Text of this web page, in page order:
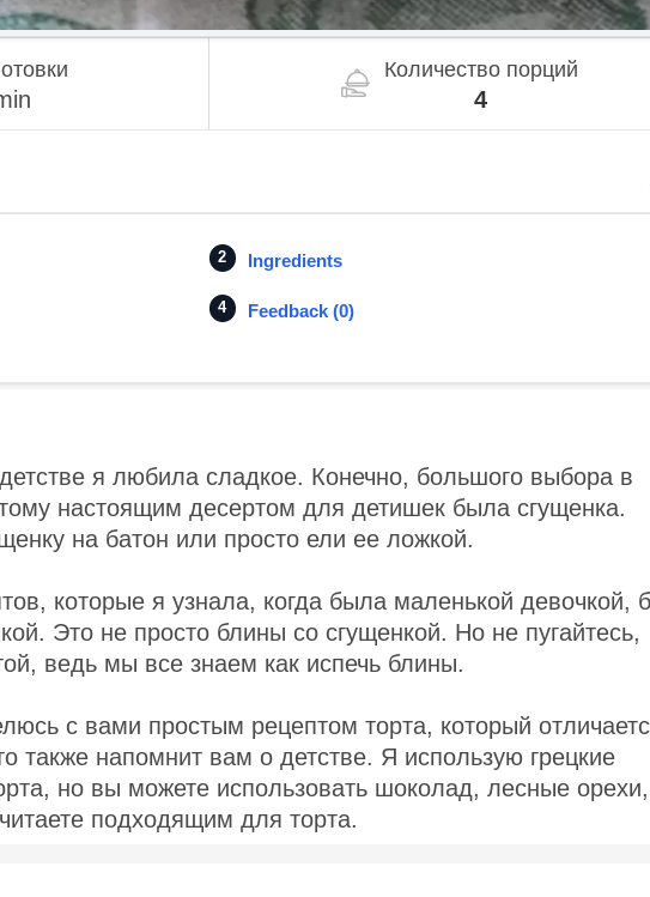
Количество порций
4
Ingredients
Feedback (0)
я любила сладкое. Конечно, большого выбора в
настоящим десертом для детишек была сгущенка.
на батон или просто ели ее ложкой.
которые я узнала, когда была маленькой девочкой,
Это не просто блины со сгущенкой. Но не пугайтесь,
ведь мы все знаем как испечь блины.
с вами простым рецептом торта, который
также напомнит вам о детстве. Я использую грецкие
но вы можете использовать шоколад, лесные орехи,
подходящим для торта.